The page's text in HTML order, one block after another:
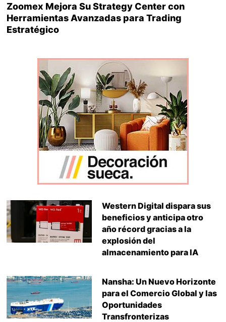
Zoomex Mejora Su Strategy Center con
Herramientas Avanzadas para Trading
Estratégico
Western Digital dispara sus
beneficios y anticipa otro
año récord gracias a la
explosión del
almacenamiento para IA
Nansha: Un Nuevo Horizonte
para el Comercio Global y las
Oportunidades
Transfronterizas